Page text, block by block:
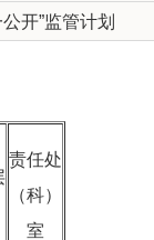
开”监管计划
责任处
（科）
室